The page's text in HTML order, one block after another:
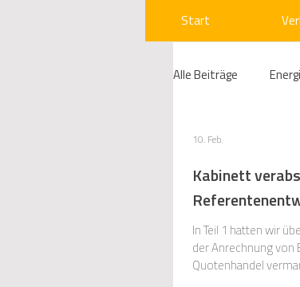
Start
Alle Beiträge
Compliance
Beihilfenrecht
Regulierung
Kabinett
In Teil 1 hatten wir
der Anrechnung von
Quotenhandel
10. Feb.